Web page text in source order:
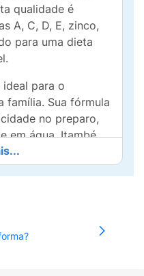
qualidade é
A, C, D, E, zinco,
para uma dieta
para o
família. Sua fórmula
no preparo,
em água. Itambé
perfeita
e bem-estar.